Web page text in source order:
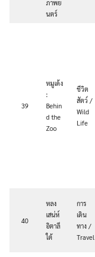
ภาพย
นตร์
39
หมูเด้ง
:
Behin
d the
Zoo
ชีวิต
สัตว์ /
Wild
Life
40
หลง
เสน่ห์
อิตาลี
ใต้
การ
เดิน
ทาง /
Travel